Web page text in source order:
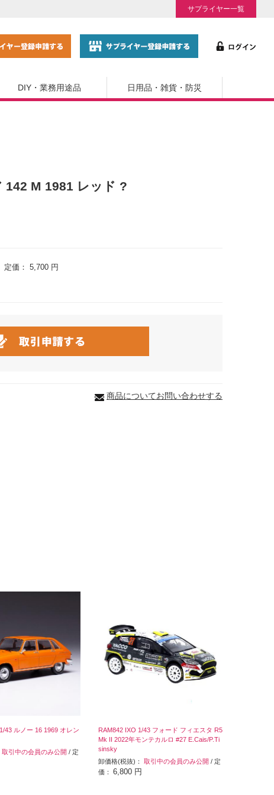
サプライヤー一覧
DIY・業務用途品 日用品・雑貨・防災
142 M 1981 レッド ?
定価： 5,700 円
商品についてお問い合わせする
43 ルノー 16 1969 オレン
取引中の会員のみ公開 / 定
RAM842 IXO 1/43 フォード フィエスタ R5
Mk II 2022年モンテカルロ #27 E.Cais/P.Ti
sinsky
卸価格(税抜)： 取引中の会員のみ公開 / 定
価： 6,800 円